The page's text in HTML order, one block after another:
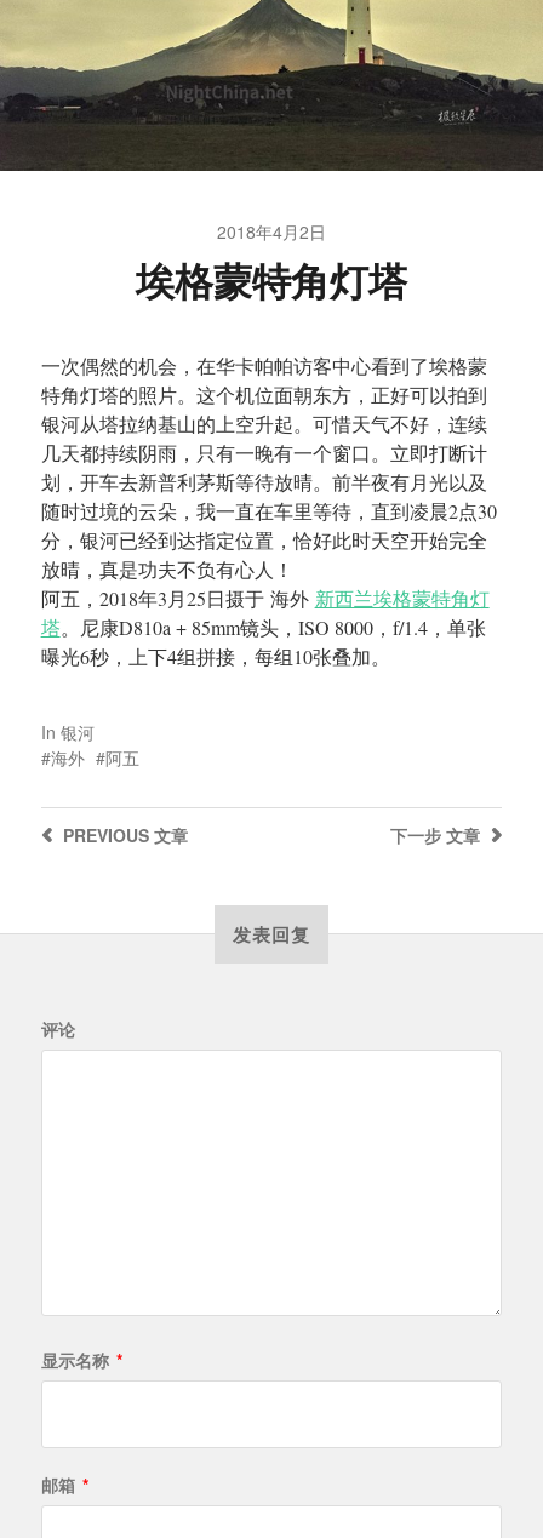
2018年4月2日
埃格蒙特角灯塔
一次偶然的机会，在华卡帕帕访客中心看到了埃格蒙
特角灯塔的照片。这个机位面朝东方，正好可以拍到
银河从塔拉纳基山的上空升起。可惜天气不好，连续
几天都持续阴雨，只有一晚有一个窗口。立即打断计
划，开车去新普利茅斯等待放晴。前半夜有月光以及
随时过境的云朵，我一直在车里等待，直到凌晨2点30
分，银河已经到达指定位置，恰好此时天空开始完全
放晴，真是功夫不负有心人！
阿五，2018年3月25日摄于 海外 新西兰埃格蒙特角灯
塔。尼康D810a + 85mm镜头，ISO 8000，f/1.4，单张
曝光6秒，上下4组拼接，每组10张叠加。
In 银河
海外
阿五
下一步 文章
PREVIOUS文章
发表回复
评论
显示名称 *
邮箱 *